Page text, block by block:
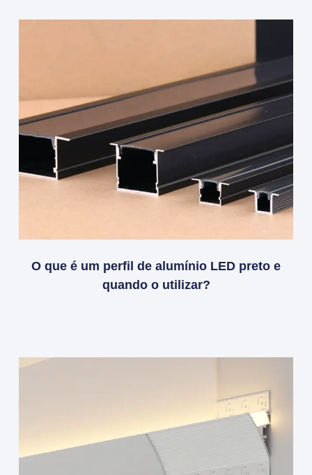
O que é um perfil de alumínio LED preto e
quando o utilizar?